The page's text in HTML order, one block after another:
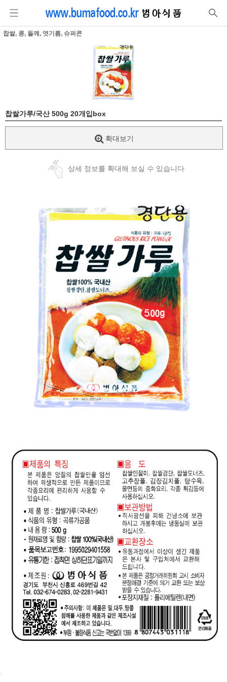
찹쌀, 콩, 들깨, 엿기름, 슈퍼콘
찹쌀가루/국산 500g 20개입box
확대보기
상세 정보를 확대해 보실 수 있습니다